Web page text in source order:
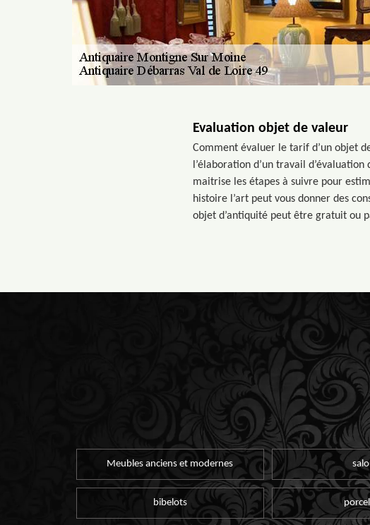
Evaluation objet de valeur
Comment évaluer le tarif d’un objet
l’élaboration d’un travail
maitrise les étapes à suivre pour
histoire l’art peut vous donner des
objet d’antiquité peut être gratuit ou
Meubles anciens et modernes
bibelots